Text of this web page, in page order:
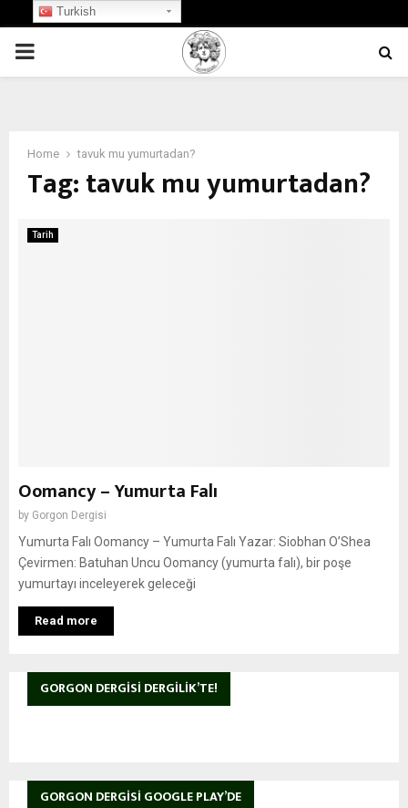
PRIMARY
Home tavuk mu yumurtadan?
Tag:tavuk mu yumurtadan?
Tarih
Oomancy – Yumurta Falı
by Gorgon Dergisi
Yumurta Falı Oomancy – Yumurta Falı Yazar: Siobhan O’Shea
Çevirmen: Batuhan Uncu Oomancy (yumurta falı), bir poşe
yumurtayı inceleyerek geleceği
Read more
GORGON DERGISI DERGILIK’TE!
GORGON DERGISI GOOGLE PLAY’DE
Turkish